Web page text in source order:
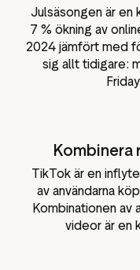
Julsäsongen är en
7 % ökning av
2024 jämfört med
sig allt tidigare:
Kombinera
TikTok är en
av användarna
Kombinationen av
videor är en